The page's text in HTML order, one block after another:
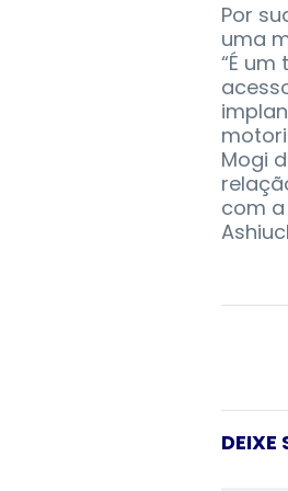
Por
uma
“É
Mogi
com
DEIXE